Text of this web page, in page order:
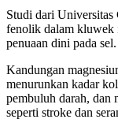
Studi dari Universitas
fenolik dalam kluwek
penuaan dini pada sel.
Kandungan
menurunkan kadar
pembuluh darah, dan
seperti stroke dan